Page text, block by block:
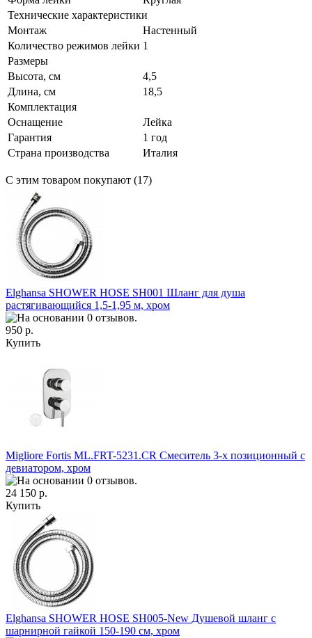
Технические характеристики
Монтаж
Настенный
Количество режимов лейки 1
Размеры
Высота, см
4,5
Длина, см
18,5
Комплектация
Оснащение
Лейка
Гарантия
1 год
Страна производства
Италия
С этим товаром покупают (17)
Elghansa SHOWER HOSE SH001 Шланг для душа
растягивающийся 1,5-1,95 м, хром
950 р.
Купить
Migliore Fortis ML.FRT-5231.CR Смеситель 3-х позиционный с
девиатором, хром
24 150 р.
Купить
Elghansa SHOWER HOSE SH005-New Душевой шланг с
шарнирной гайкой 150-190 см, хром